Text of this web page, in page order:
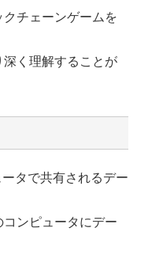
チェーンゲームを
く理解することが
タで共有されるデー
ンピュータにデー